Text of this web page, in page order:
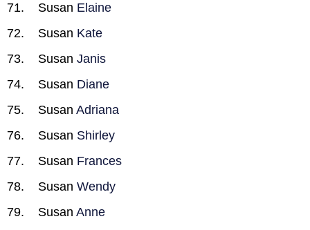
Susan Elaine
Susan Kate
Susan Janis
Susan Diane
Susan Adriana
Susan Shirley
Susan Frances
Susan Wendy
Susan Anne